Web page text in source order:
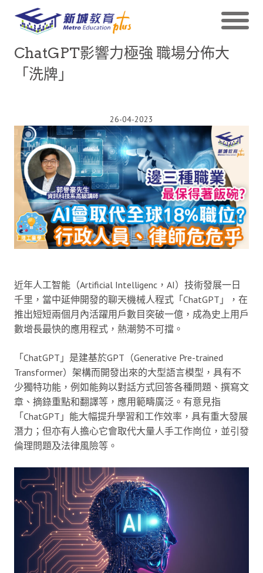
ChatGPT影響力極強 職場分佈大
「洗牌」
26-04-2023
近年人工智能（Artificial Intelligenc，AI）技術發展一日
千里，當中延伸開發的聊天機械人程式「ChatGPT」，在
推出短短兩個月內活躍用戶數目突破一億，成為史上用戶
數增長最快的應用程式，熱潮勢不可擋。
「ChatGPT」是建基於GPT（Generative Pre-trained
Transformer）架構而開發出來的大型語言模型，具有不
少獨特功能，例如能夠以對話方式回答各種問題、撰寫文
章、摘錄重點和翻譯等，應用範疇廣泛。有意見指
「ChatGPT」能大幅提升學習和工作效率，具有重大發展
潛力；但亦有人擔心它會取代大量人手工作崗位，並引發
倫理問題及法律風險等。